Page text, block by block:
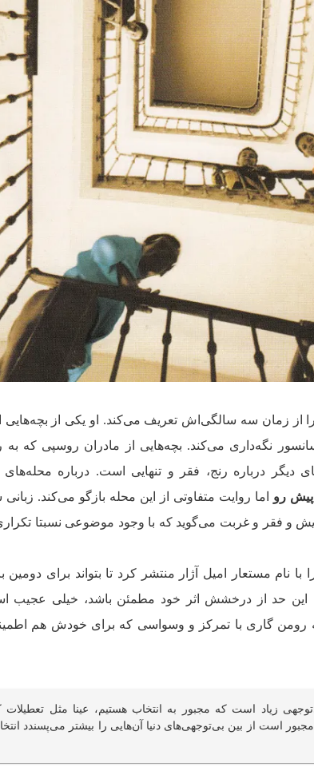
از زمان سه سالگی‌اش تعریف می‌کند. او یکی از
نگه‌داری می‌کند. بچه‌هایی از مادران روسپی که به
دیگر درباره رنج، فقر و تنهایی است. درباره
رو اما روایت متفاوتی از این محله بازگو می‌کند.
و فقر و غربت می‌گوید که با وجود موضوعی نسبتا
با نام مستعار امیل آژار منتشر کرد تا بتواند برای دومین
این حد از درخشش اثر خود مطمئن باشد، خیلی عجیب
که رومن گاری با تمرکز و وسواسی که برای خودش هم
زیاد است که مجبور به انتخاب هستیم، عینا مثل تعطیلات
است از بین بی‌توجهی‌های دنیا آن‌هایی را بیشتر می‌پسندد
مشاهده و خرید مشاهده و